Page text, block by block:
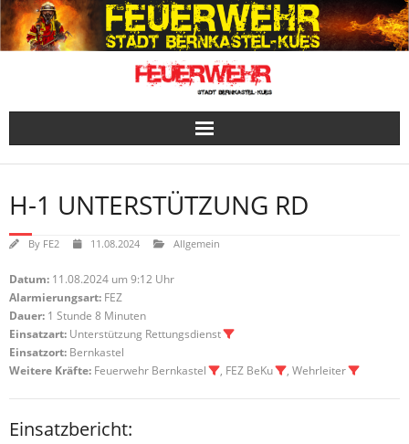
Skip
to
content
H-1 UNTERSTÜTZUNG RD
By FE2 11.08.2024 Allgemein
Datum: 11.08.2024 um 9:12 Uhr
Alarmierungsart: FEZ
Dauer: 1 Stunde 8 Minuten
Einsatzart: Unterstützung Rettungsdienst
Einsatzort: Bernkastel
Weitere Kräfte: Feuerwehr Bernkastel , FEZ BeKu , Wehrleiter
Einsatzbericht: